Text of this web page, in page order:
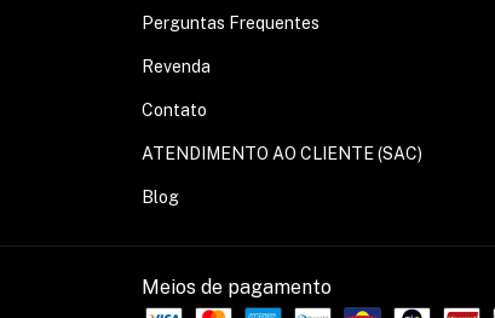
Perguntas Frequentes
Revenda
Contato
ATENDIMENTO AO CLIENTE (SAC)
Blog
Meios de pagamento